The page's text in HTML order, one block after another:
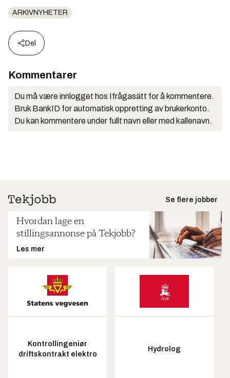
ARKIVNYHETER
Del
Kommentarer
Du må være innlogget hos Ifrågasätt for å kommentere.
Bruk BankID for automatisk oppretting av brukerkonto.
Du kan kommentere under fullt navn eller med kallenavn.
Se flere jobber
Hvordan lage en
stillingsannonse på Tekjobb?
Les mer
Kontrollingeniør
driftskontrakt elektro
Hydrolog